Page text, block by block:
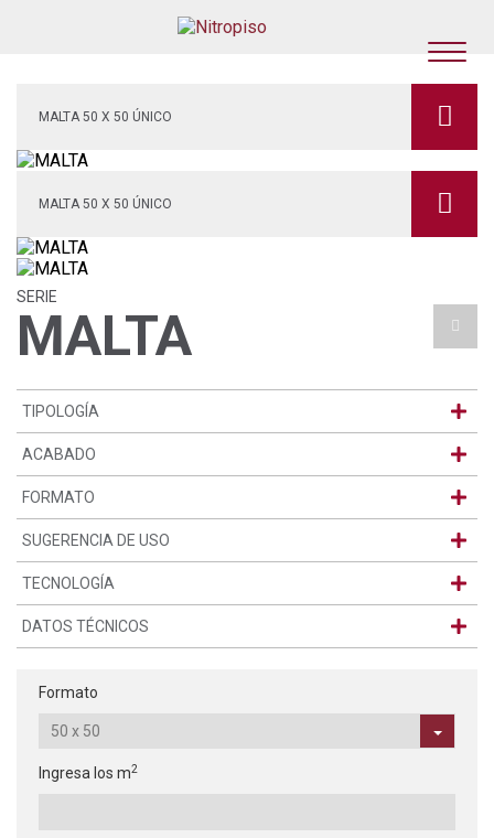
MALTA 50 X 50 ÚNICO
MALTA 50 X 50 ÚNICO
SERIE
MALTA
TIPOLOGÍA
ACABADO
FORMATO
SUGERENCIA DE USO
TECNOLOGÍA
DATOS TÉCNICOS
Formato
Ingresa los m2